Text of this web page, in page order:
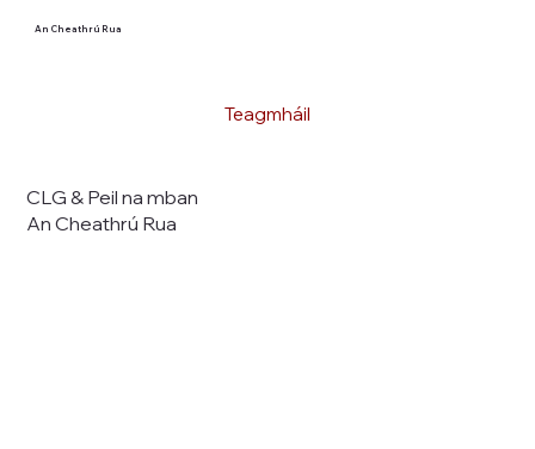
An Cheathrú Rua
Teagmháil
CLG & Peil na mban
An Cheathrú Rua